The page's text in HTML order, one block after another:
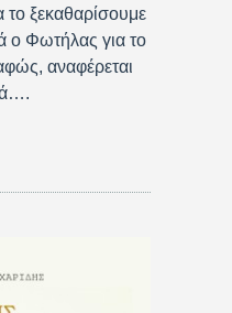
το ξεκαθαρίσουμε
ο Φωτήλας για το
αναφέρεται